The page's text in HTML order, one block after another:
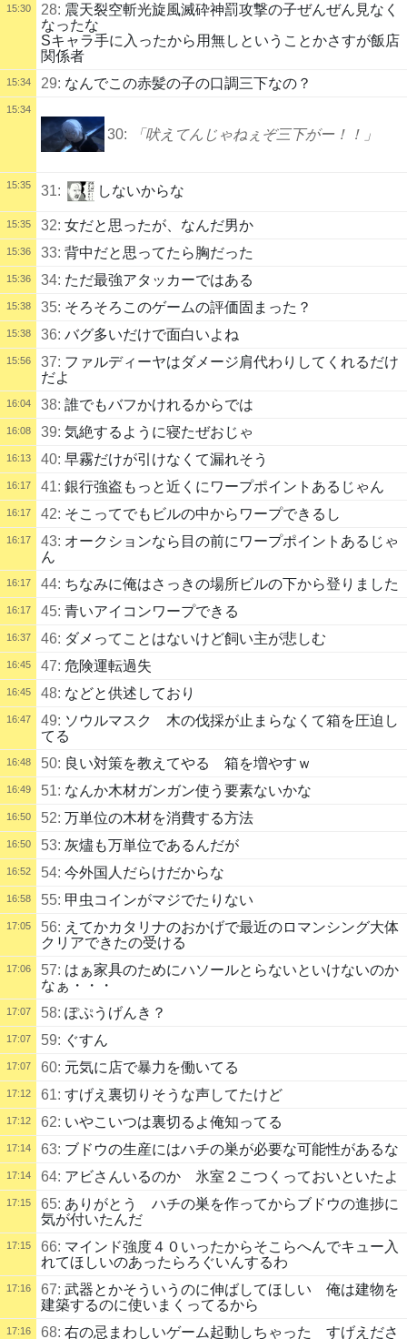
15:30 28: 震天裂空斬光旋風滅砕神罰攻撃の子ぜんぜん見なく
なったな
Sキャラ手に入ったから用無しということかさすが飯店
関係者
15:34 29: なんでこの赤髪の子の口調三下なの？
15:34
30: 「吠えてんじゃねぇぞ三下がー！！」
15:35 31: しないからな
15:35 32: 女だと思ったが、なんだ男か
15:36 33: 背中だと思ってたら胸だった
15:36 34: ただ最強アタッカーではある
15:38 35: そろそろこのゲームの評価固まった？
15:38 36: バグ多いだけで面白いよね
15:56 37: ファルディーヤはダメージ肩代わりしてくれるだけ
だよ
16:04 38: 誰でもバフかけれるからでは
16:08 39: 気絶するように寝たぜおじゃ
16:13 40: 早霧だけが引けなくて漏れそう
16:17 41: 銀行強盗もっと近くにワープポイントあるじゃん
16:17 42: そこってでもビルの中からワープできるし
16:17 43: オークションなら目の前にワープポイントあるじゃ
ん
16:17 44: ちなみに俺はさっきの場所ビルの下から登りました
16:17 45: 青いアイコンワープできる
16:37 46: ダメってことはないけど飼い主が悲しむ
16:45 47: 危険運転過失
16:45 48: などと供述しており
16:47 49: ソウルマスク 木の伐採が止まらなくて箱を圧迫し
てる
16:48 50: 良い対策を教えてやる 箱を増やすｗ
16:49 51: なんか木材ガンガン使う要素ないかな
16:50 52: 万単位の木材を消費する方法
16:50 53: 灰燼も万単位であるんだが
16:52 54: 今外国人だらけだからな
16:58 55: 甲虫コインがマジでたりない
17:05 56: えてかカタリナのおかげで最近のロマンシング大体
クリアできたの受ける
17:06 57: はぁ家具のためにハソールとらないといけないのか
なぁ・・・
17:07 58: ぽぷうげんき？
17:07 59: ぐすん
17:07 60: 元気に店で暴力を働いてる
17:12 61: すげえ裏切りそうな声してたけど
17:12 62: いやこいつは裏切るよ俺知ってる
17:14 63: ブドウの生産にはハチの巣が必要な可能性があるな
17:14 64: アビさんいるのか 氷室２こつくっておいといたよ
17:15 65: ありがとう ハチの巣を作ってからブドウの進捗に
気が付いたんだ
17:15 66: マインド強度４０いったからそこらへんでキュー入
れてほしいのあったらろぐいんするわ
17:16 67: 武器とかそういうのに伸ばしてほしい 俺は建物を
建築するのに使いまくってるから
17:16 68: 右の忌まわしいゲーム起動しちゃった すげえださ